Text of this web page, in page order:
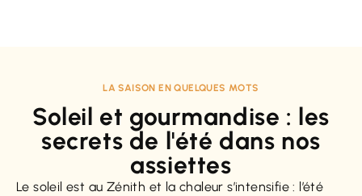
LA SAISON EN QUELQUES MOTS
Soleil et gourmandise : les
secrets de l'été dans nos
assiettes
Le soleil est au Zénith et la chaleur s’intensifie : l’été